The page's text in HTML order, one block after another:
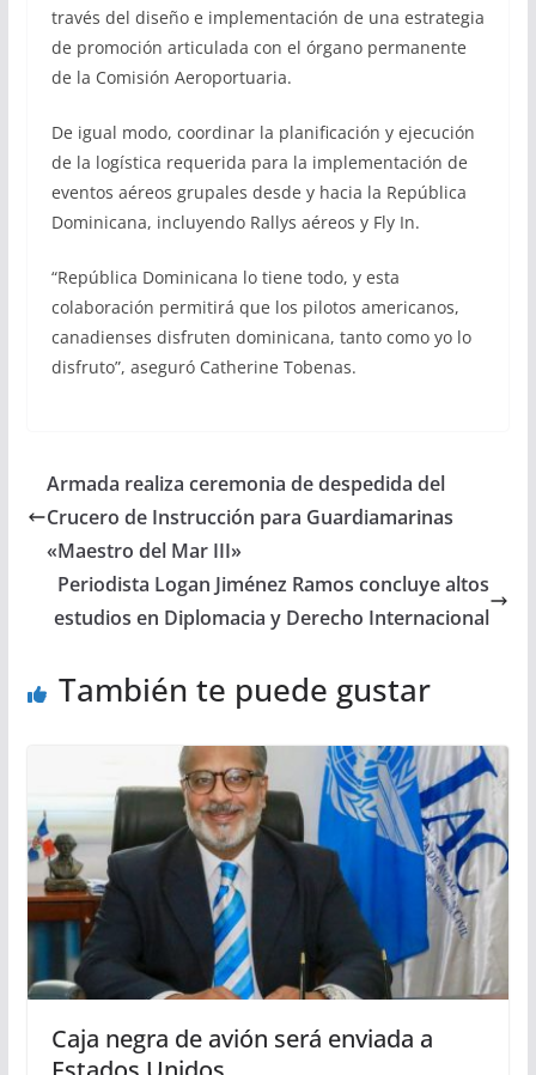
través del diseño e implementación de una estrategia
de promoción articulada con el órgano permanente
de la Comisión Aeroportuaria.
De igual modo, coordinar la planificación y ejecución
de la logística requerida para la implementación de
eventos aéreos grupales desde y hacia la República
Dominicana, incluyendo Rallys aéreos y Fly In.
“República Dominicana lo tiene todo, y esta
colaboración permitirá que los pilotos americanos,
canadienses disfruten dominicana, tanto como yo lo
disfruto”, aseguró Catherine Tobenas.
Armada realiza ceremonia de despedida del
Crucero de Instrucción para Guardiamarinas
«Maestro del Mar III»
Periodista Logan Jiménez Ramos concluye altos
estudios en Diplomacia y Derecho Internacional
También te puede gustar
Caja negra de avión será enviada a